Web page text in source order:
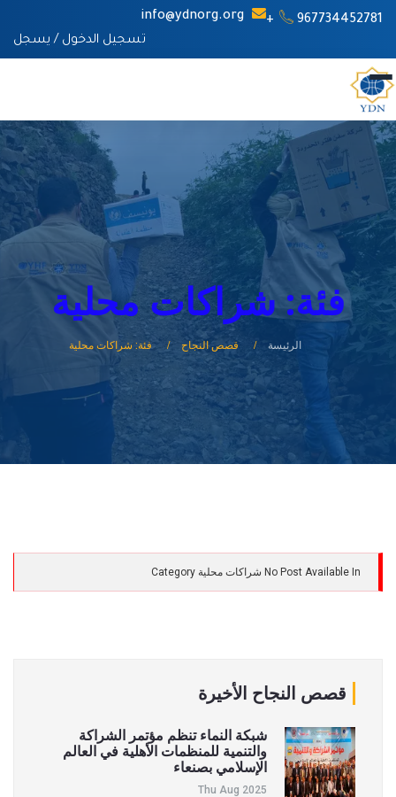
967734452781+
info@ydnorg.org
تسجيل الدخول / يسجل
فئة: شراكات محلية
الرئيسة قصص النجاح فئة: شراكات محلية
No Post Available In شراكات محلية Category
قصص النجاح الأخيرة
شبكة النماء تنظم مؤتمر الشراكة
والتنمية للمنظمات الأهلية في العالم
الإسلامي بصنعاء
Thu Aug 2025